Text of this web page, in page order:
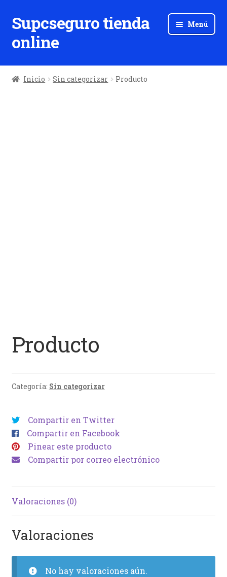
Ir
a
la
Ir
al
contenido
Supcseguro tienda
online
Menú
Inicio Sin categorizar Producto
Producto
Categoría: Sin categorizar
Compartir en Twitter
Compartir en Facebook
Pinear este producto
Compartir por correo electrónico
Valoraciones (0)
Valoraciones
No hay valoraciones aún.